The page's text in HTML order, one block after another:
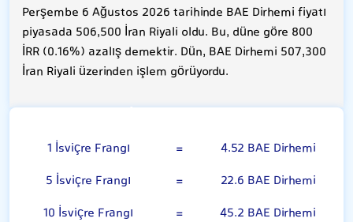
Perşembe 6 Ağustos 2026 tarihinde BAE Dirhemi fiyatı
piyasada 506,500 İran Riyali oldu. Bu, düne göre 800
İRR (0.16%) azalış demektir. Dün, BAE Dirhemi 507,300
İran Riyali üzerinden işlem görüyordu.
1 İsviçre Frangı =
4.52 BAE Dirhemi
5 İsviçre Frangı
=
22.6 BAE Dirhemi
10 İsviçre Frangı
= 45.2 BAE Dirhemi